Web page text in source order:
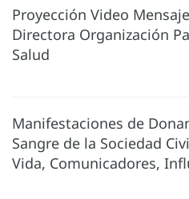
Proyección Video
Directora Organización
Salud
Manifestaciones de
Sangre de la Sociedad
Vida, Comunicadores,